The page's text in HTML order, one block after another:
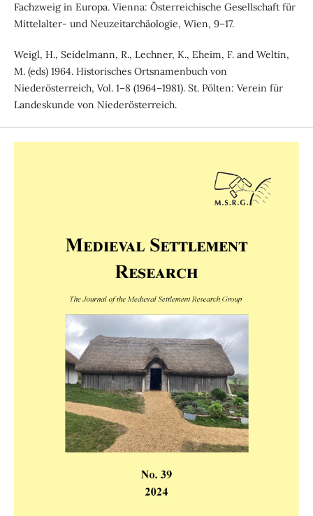
Fachzweig in Europa. Vienna: Österreichische Gesellschaft für
Mittelalter- und Neuzeitarchäologie, Wien, 9–17.
Weigl, H., Seidelmann, R., Lechner, K., Eheim, F. and Weltin,
M. (eds) 1964. Historisches Ortsnamenbuch von
Niederösterreich, Vol. 1–8 (1964–1981). St. Pölten: Verein für
Landeskunde von Niederösterreich.